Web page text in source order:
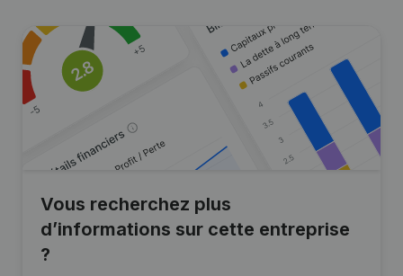
Vous recherchez plus
d’informations sur cette entreprise
?